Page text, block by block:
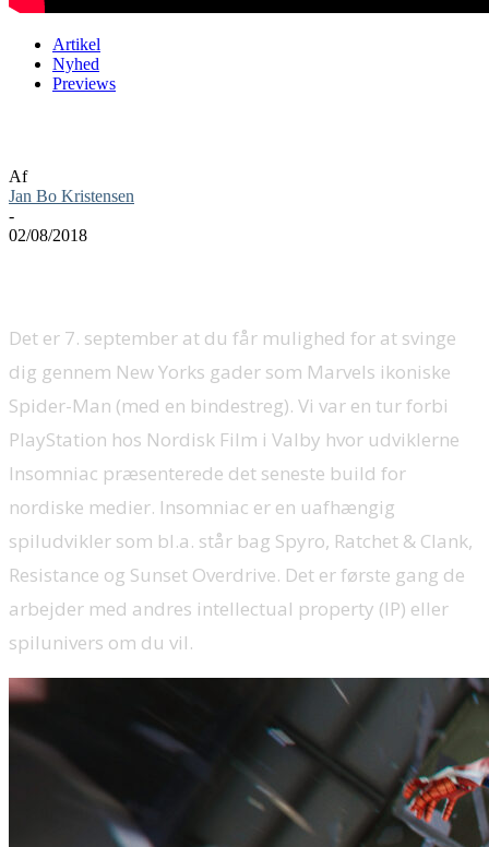
Artikel
Nyhed
Previews
Af
Jan Bo Kristensen
-
02/08/2018
Det er 7. september at du får mulighed for at svinge
dig gennem New Yorks gader som Marvels ikoniske
Spider-Man (med en bindestreg). Vi var en tur forbi
PlayStation hos Nordisk Film i Valby hvor udviklerne
Insomniac præsenterede det seneste build for
nordiske medier. Insomniac er en uafhængig
spiludvikler som bl.a. står bag Spyro, Ratchet & Clank,
Resistance og Sunset Overdrive. Det er første gang de
arbejder med andres intellectual property (IP) eller
spilunivers om du vil.